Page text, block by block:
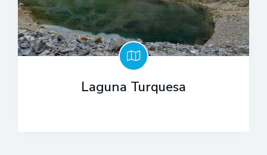
Laguna Turquesa